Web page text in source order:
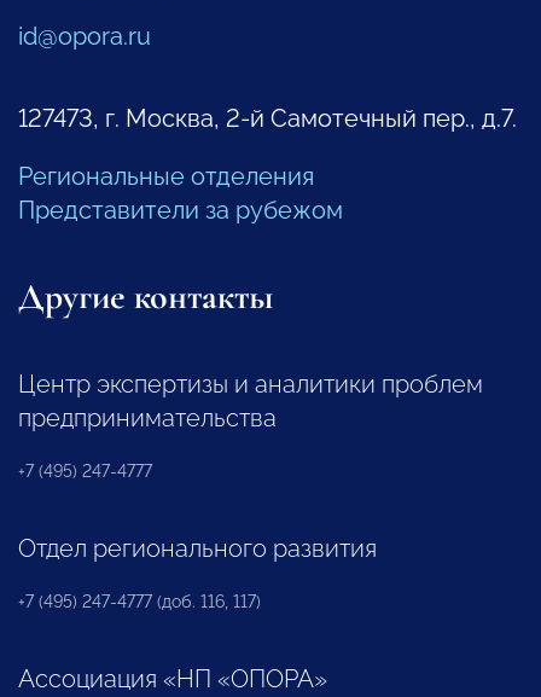
id@opora.ru
127473, г. Москва, 2-й Самотечный пер., д.7.
Региональные отделения
Представители за рубежом
Другие контакты
Центр экспертизы и аналитики проблем
предпринимательства
+7 (495) 247-4777
Отдел регионального развития
+7 (495) 247-4777 (доб. 116, 117)
Ассоциация «НП «ОПОРА»